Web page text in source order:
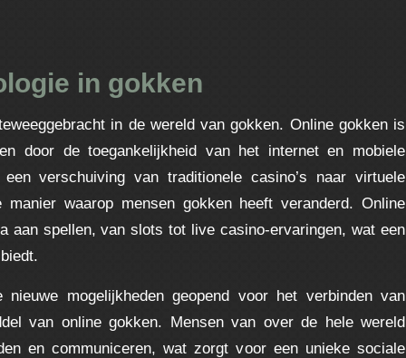
in gokken
in de wereld van gokken. Online gokken is
door de toegankelijkheid van het internet en mobiele
verschuiving van traditionele casino’s naar virtuele
waarop mensen gokken heeft veranderd. Online
aan spellen, van slots tot live casino-ervaringen, wat een
nieuwe mogelijkheden geopend voor het verbinden van
van online gokken. Mensen van over de hele wereld
en communiceren, wat zorgt voor een unieke sociale